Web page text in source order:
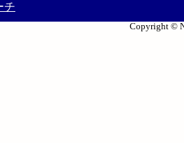
チ
Copyright ©